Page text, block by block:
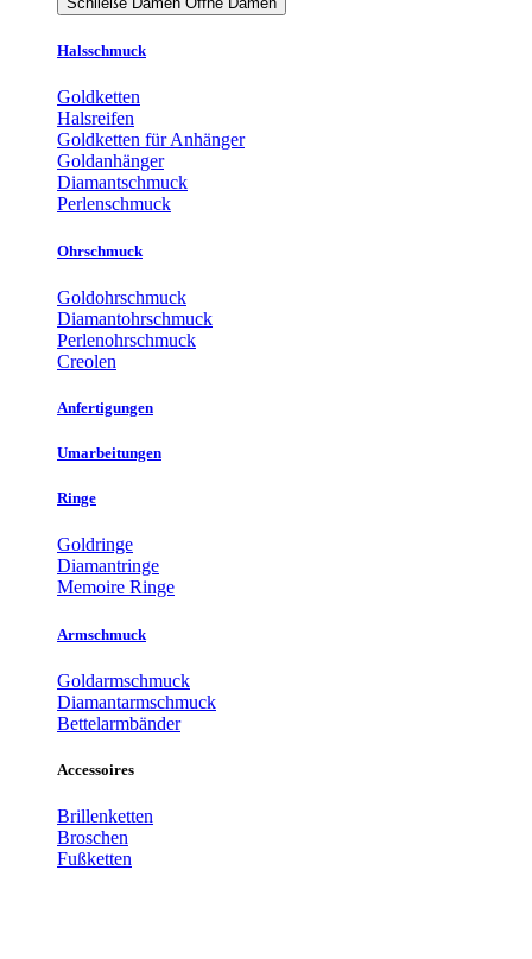
Halsschmuck
Goldketten
Halsreifen
Goldketten für Anhänger
Goldanhänger
Diamantschmuck
Perlenschmuck
Ohrschmuck
Goldohrschmuck
Diamantohrschmuck
Perlenohrschmuck
Creolen
Anfertigungen
Umarbeitungen
Ringe
Goldringe
Diamantringe
Memoire Ringe
Armschmuck
Goldarmschmuck
Diamantarmschmuck
Bettelarmbänder
Accessoires
Brillenketten
Broschen
Fußketten